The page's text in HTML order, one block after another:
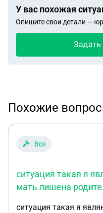
У вас похожая
Опишите свои детали —
Задать
Похожие
Все
ситуация такая я
мать лишена
ситуация такая я являюсь ребенком сиротой,